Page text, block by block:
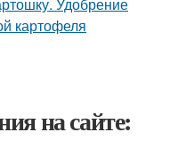
на сайте: